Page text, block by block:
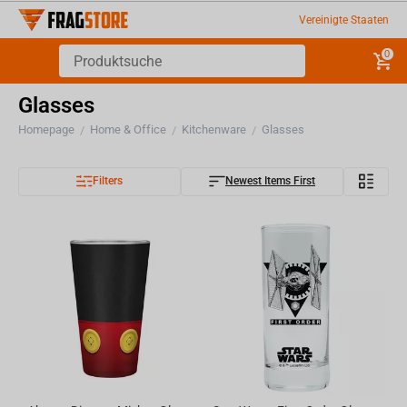
Vereinigte Staaten
0
Glasses
Homepage / Home & Office / Kitchenware / Glasses
Filters Newest Items First